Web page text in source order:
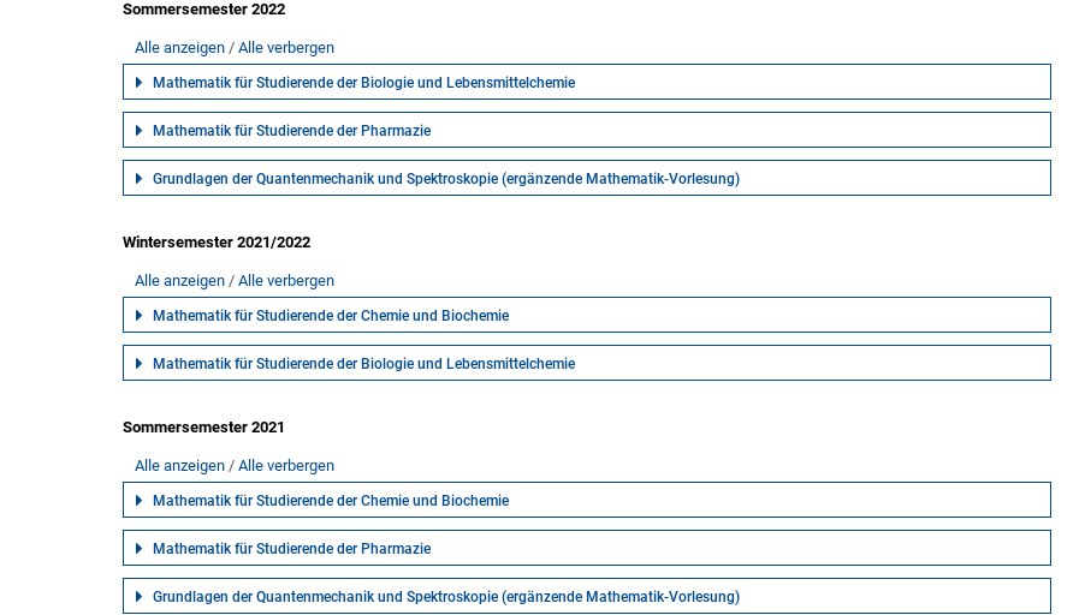
Sommersemester 2022
Alle anzeigen Alle verbergen
Mathematik für Studierende der Biologie und Lebensmittelchemie
Mathematik für Studierende der Pharmazie
Grundlagen der Quantenmechanik und Spektroskopie (ergänzende Mathematik-Vorlesung)
Wintersemester 2021/2022
Alle anzeigen Alle verbergen
Mathematik für Studierende der Chemie und Biochemie
Mathematik für Studierende der Biologie und Lebensmittelchemie
Sommersemester 2021
Alle anzeigen Alle verbergen
Mathematik für Studierende der Chemie und Biochemie
Mathematik für Studierende der Pharmazie
Grundlagen der Quantenmechanik und Spektroskopie (ergänzende Mathematik-Vorlesung)